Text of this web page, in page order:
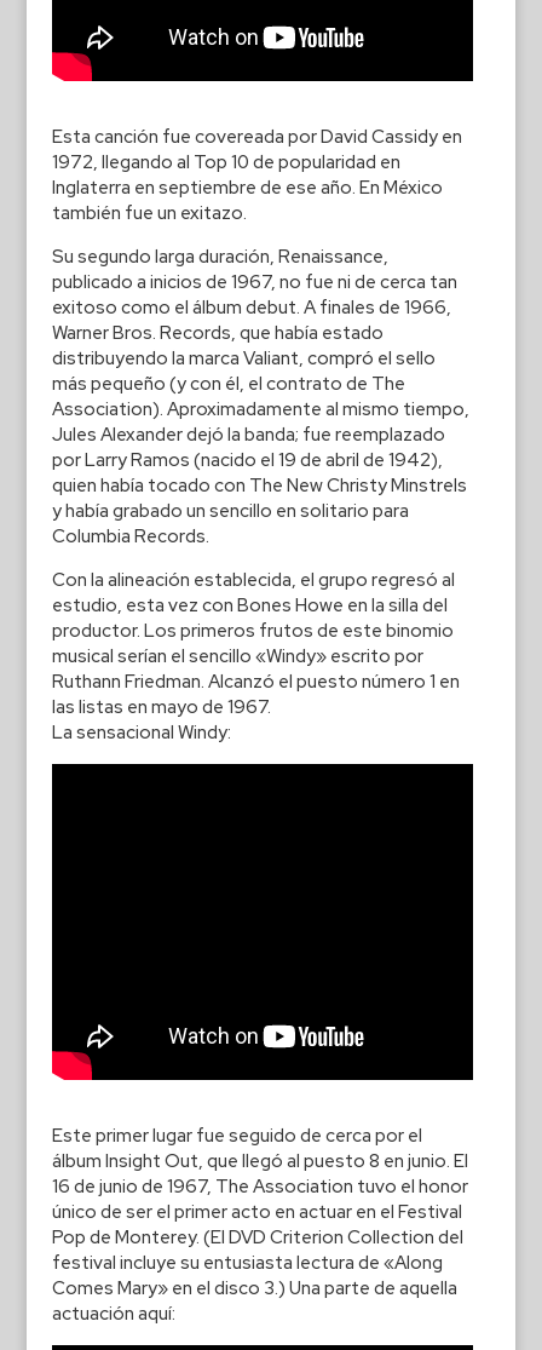
Esta canción fue covereada por David Cassidy en
1972, llegando al Top 10 de popularidad en
Inglaterra en septiembre de ese año. En México
también fue un exitazo.
Su segundo larga duración, Renaissance,
publicado a inicios de 1967, no fue ni de cerca tan
exitoso como el álbum debut. A finales de 1966,
Warner Bros. Records, que había estado
distribuyendo la marca Valiant, compró el sello
más pequeño (y con él, el contrato de The
Association). Aproximadamente al mismo tiempo,
Jules Alexander dejó la banda; fue reemplazado
por Larry Ramos (nacido el 19 de abril de 1942),
quien había tocado con The New Christy Minstrels
y había grabado un sencillo en solitario para
Columbia Records.
Con la alineación establecida, el grupo regresó al
estudio, esta vez con Bones Howe en la silla del
productor. Los primeros frutos de este binomio
musical serían el sencillo «Windy» escrito por
Ruthann Friedman. Alcanzó el puesto número 1 en
las listas en mayo de 1967.
La sensacional Windy:
Este primer lugar fue seguido de cerca por el
álbum Insight Out, que llegó al puesto 8 en junio. El
16 de junio de 1967, The Association tuvo el honor
único de ser el primer acto en actuar en el Festival
Pop de Monterey. (El DVD Criterion Collection del
festival incluye su entusiasta lectura de «Along
Comes Mary» en el disco 3.) Una parte de aquella
actuación aquí: